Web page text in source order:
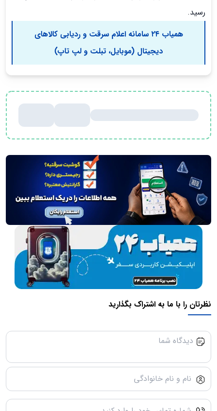
رسید.
همیاب ۲۴ سامانه اعلام سرقت و ردیابی کالاهای
دیجیتال (موبایل، تبلت و لپ تاپ)
نظرتان را با ما به اشتراک بگذارید